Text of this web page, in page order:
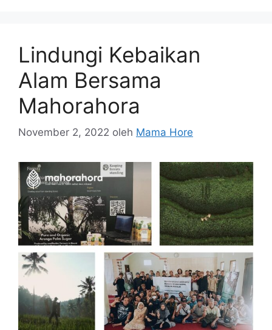
Lindungi Kebaikan
Alam Bersama
Mahorahora
November 2, 2022 oleh Mama Hore